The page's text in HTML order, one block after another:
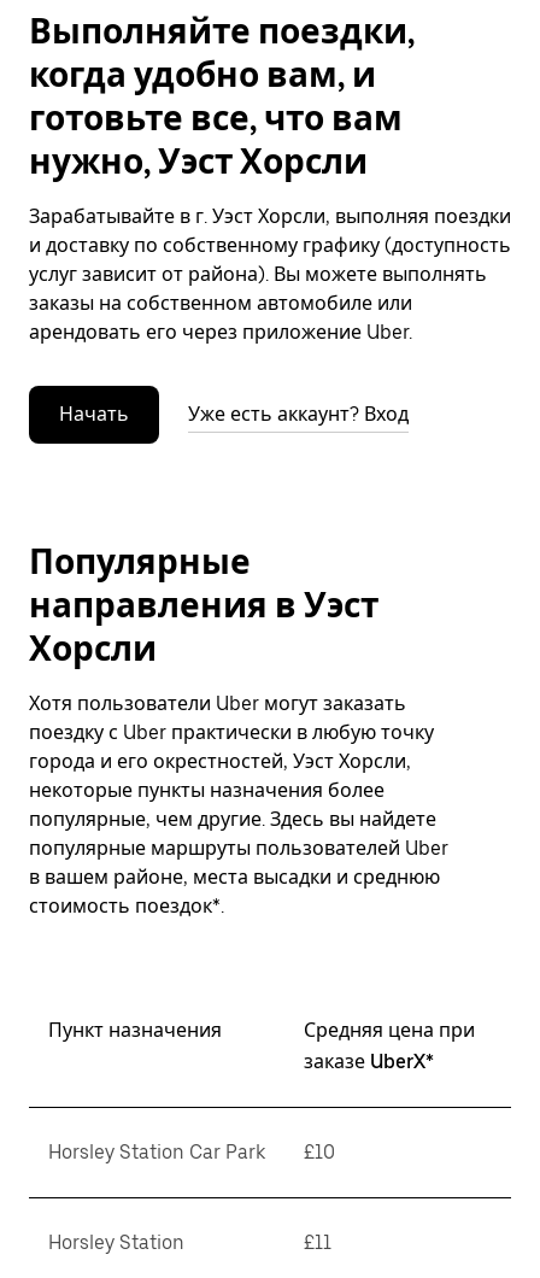
Выполняйте поездки,
когда удобно вам, и
готовьте все, что вам
нужно, Уэст Хорсли
Зарабатывайте в г. Уэст Хорсли, выполняя поездки
и доставку по собственному графику (доступность
услуг зависит от района). Вы можете выполнять
заказы на собственном автомобиле или
арендовать его через приложение Uber.
Начать Уже есть аккаунт? Вход
Популярные
направления в Уэст
Хорсли
Хотя пользователи Uber могут заказать
поездку с Uber практически в любую точку
города и его окрестностей, Уэст Хорсли,
некоторые пункты назначения более
популярные, чем другие. Здесь вы найдете
популярные маршруты пользователей Uber
в вашем районе, места высадки и среднюю
стоимость поездок*.
Пункт назначения
Средняя цена при
заказе UberX*
Horsley Station Car Park £10
Horsley Station £11